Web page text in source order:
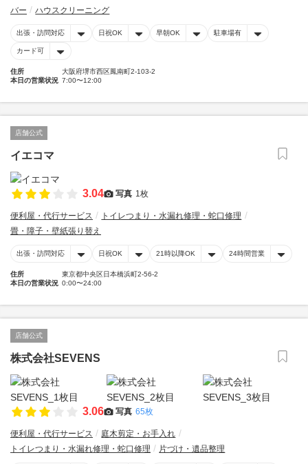
バー ハウスクリーニング
出張・訪問対応 日祝OK 早朝OK 駐車場有
カード可
住所
大阪府堺市西区鳳南町2-103-2
本日の営業状況 7:00〜12:00
店舗公式
イエコマ
3.04 写真 1枚
便利屋・代行サービス
トイレつまり・水漏れ修理・蛇口修理
畳・障子・壁紙張り替え
出張・訪問対応 日祝OK 21時以降OK 24時間営業
住所
東京都中央区日本橋浜町2-56-2
本日の営業状況 0:00〜24:00
店舗公式
株式会社SEVENS
3.06 写真 65枚
便利屋・代行サービス
庭木剪定・お手入れ
トイレつまり・水漏れ修理・蛇口修理
片づけ・遺品整理